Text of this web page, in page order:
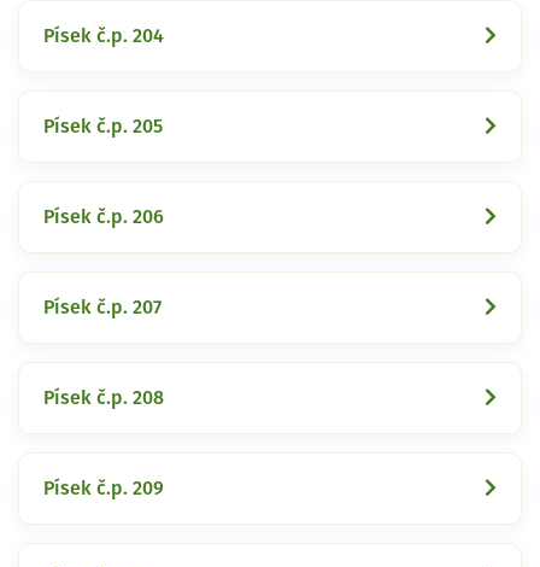
Písek č.p. 204
Písek č.p. 205
Písek č.p. 206
Písek č.p. 207
Písek č.p. 208
Písek č.p. 209